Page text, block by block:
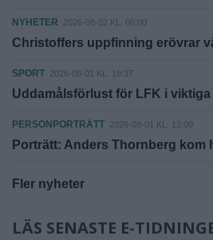
NYHETER 2026-08-02 KL. 06:00
Christoffers uppfinning erövrar
SPORT 2026-08-01 KL. 19:37
Uddamålsförlust för LFK i
PERSONPORTRÄTT 2026-08-01 KL. 13:00
Porträtt: Anders Thornberg kom
Fler nyheter
LÄS SENASTE E-